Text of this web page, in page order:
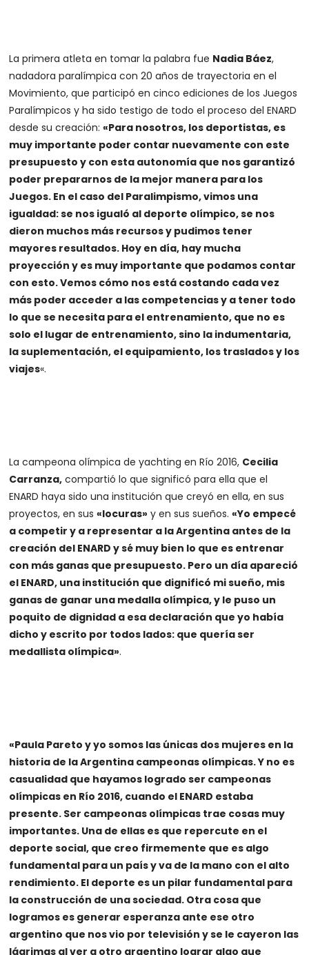
La primera atleta en tomar la palabra fue Nadia Báez,
nadadora paralímpica con 20 años de trayectoria en el
Movimiento, que participó en cinco ediciones de los Juegos
Paralímpicos y ha sido testigo de todo el proceso del ENARD
desde su creación:«Para nosotros, los deportistas, es
muy importante poder contar nuevamente con este
presupuesto y con esta autonomía que nos garantizó
poder prepararnos de la mejor manera para los
Juegos. En el caso del Paralimpismo, vimos una
igualdad: se nos igualó al deporte olímpico, se nos
dieron muchos más recursos y pudimos tener
mayores resultados. Hoy en día, hay mucha
proyección y es muy importante que podamos contar
con esto. Vemos cómo nos está costando cada vez
más poder acceder a las competencias y a tener todo
lo que se necesita para el entrenamiento, que no es
solo el lugar de entrenamiento, sino la indumentaria,
la suplementación, el equipamiento, los traslados y los
viajes«.
La campeona olímpica de yachting en Río 2016, Cecilia
Carranza, compartió lo que significó para ella que el
ENARD haya sido una institución que creyó en ella, en sus
proyectos, en sus«locuras» y en sus sueños.«Yo empecé
a competir y a representar a la Argentina antes de la
creación del ENARD y sé muy bien lo que es entrenar
con más ganas que presupuesto. Pero un día apareció
el ENARD, una institución que dignificó mi sueño, mis
ganas de ganar una medalla olímpica, y le puso un
poquito de dignidad a esa declaración que yo había
dicho y escrito por todos lados: que quería ser
medallista olímpica».
«Paula Pareto y yo somos las únicas dos mujeres en la
historia de la Argentina campeonas olímpicas. Y no es
casualidad que hayamos logrado ser campeonas
olímpicas en Río 2016, cuando el ENARD estaba
presente. Ser campeonas olímpicas trae cosas muy
importantes. Una de ellas es que repercute en el
deporte social, que creo firmemente que es algo
fundamental para un país y va de la mano con el alto
rendimiento. El deporte es un pilar fundamental para
la construcción de una sociedad. Otra cosa que
logramos es generar esperanza ante ese otro
argentino que nos vio por televisión y se le cayeron las
lágrimas al ver a otro argentino lograr algo que